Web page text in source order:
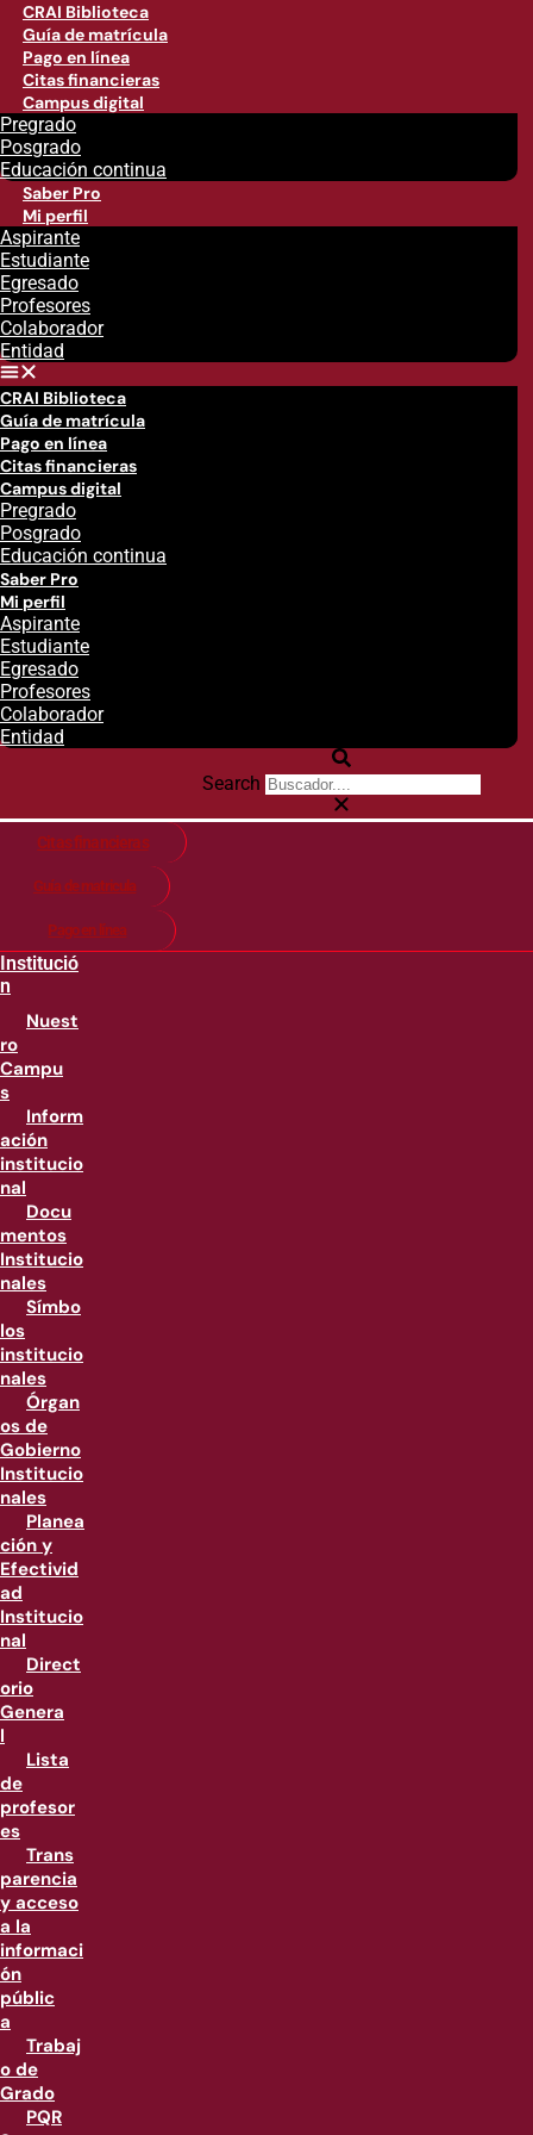
CRAI Biblioteca
Guía de matrícula
Pago en línea
Citas financieras
Campus digital
Pregrado
Posgrado
Educación continua
Saber Pro
Mi perfil
Aspirante
Estudiante
Egresado
Profesores
Colaborador
Entidad
CRAI Biblioteca
Guía de matrícula
Pago en línea
Citas financieras
Campus digital
Pregrado
Posgrado
Educación continua
Saber Pro
Mi perfil
Aspirante
Estudiante
Egresado
Profesores
Colaborador
Entidad
Search
Citas financieras
Guía de matricula
Pago en línea
Institució
n
Nuest
ro
Campu
s
Inform
ación
institucio
nal
Docu
mentos
Institucio
nales
Símbo
los
institucio
nales
Órgan
os de
Gobierno
Institucio
nales
Planea
ción y
Efectivid
ad
Institucio
nal
Direct
orio
Genera
l
Lista
de
profesor
es
Trans
parencia
y acceso
a la
informaci
ón
públic
a
Trabaj
o de
Grado
PQR